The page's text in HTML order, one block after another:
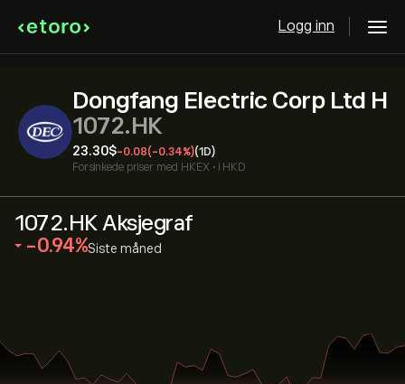
Logg inn
Dongfang Electric Corp Ltd H
1072.HK
23.30‎$‎-0.08(-0.34%)(1D)
Forsinkede priser med HKEX • i HKD
1072.HK Aksjegraf
‎-0.94‎ Siste måned